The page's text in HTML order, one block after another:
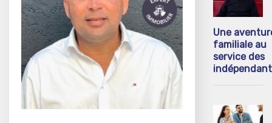
Une
familiale au
service des